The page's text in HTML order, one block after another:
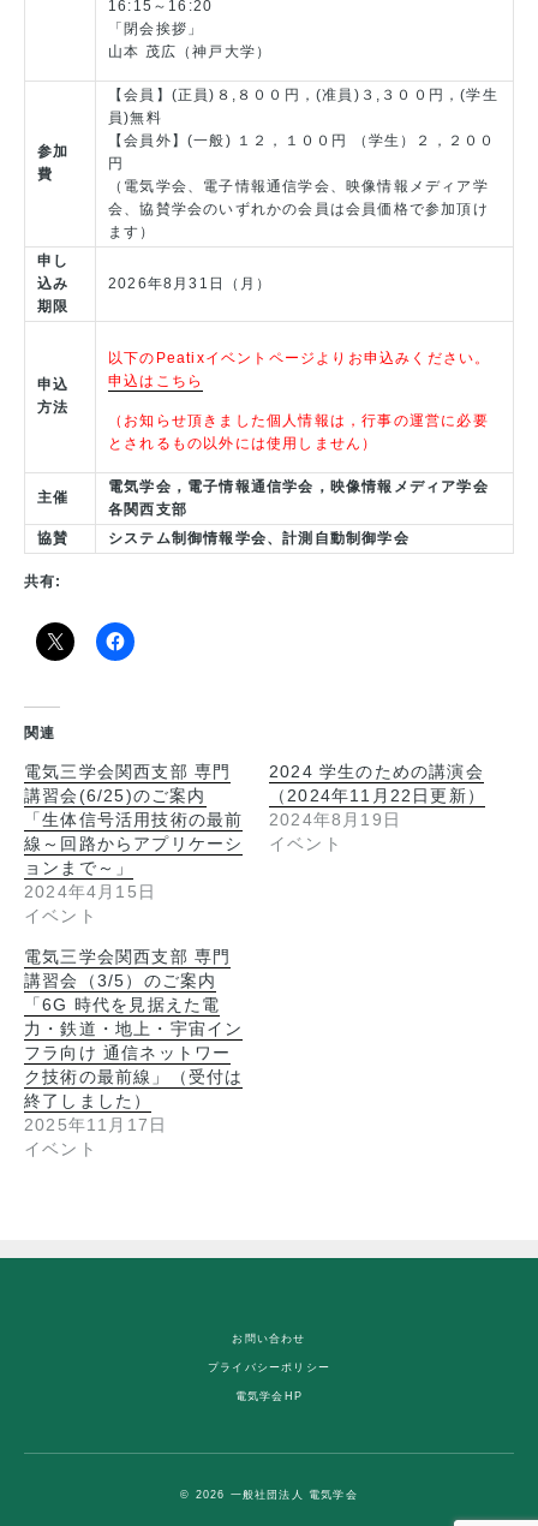
16:15～16:20
「閉会挨拶」
山本 茂広（神戸大学）
参加
費
【会員】(正員)８,８００円，(准員)３,３００円，(学⽣
員)無料
【会員外】(⼀般) １２，１００円 （学⽣）２，２００
円
（電気学会、電子情報通信学会、映像情報メディア学
会、協賛学会のいずれかの会員は会員価格で参加頂け
ます）
申し
込み
期限
2026年8月31日（月）
申込
方法
以下のPeatixイベントページよりお申込みください。
申込はこちら
（お知らせ頂きました個人情報は，行事の運営に必要
とされるもの以外には使用しません）
主催
電気学会，電⼦情報通信学会，映像情報メディア学会
各関⻄⽀部
協賛
システム制御情報学会、計測自動制御学会
共有:
関連
電気三学会関西支部 専門
講習会(6/25)のご案内
「生体信号活用技術の最前
線～回路からアプリケーシ
ョンまで～」
2024年4月15日
イベント
2024 学生のための講演会
（2024年11月22日更新）
2024年8月19日
イベント
電気三学会関西支部 専門
講習会（3/5）のご案内
「6G 時代を見据えた電
力・鉄道・地上・宇宙イン
フラ向け 通信ネットワー
ク技術の最前線」（受付は
終了しました）
2025年11月17日
イベント
お問い合わせ
プライバシーポリシー
電気学会HP
© 2026 一般社団法人 電気学会